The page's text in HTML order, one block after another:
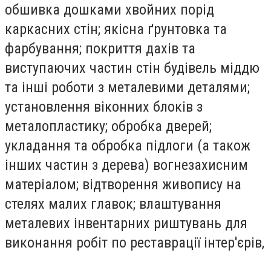
обшивка дошками хвойних порід
каркасних стін; якісна ґрунтовка та
фарбування; покриття дахів та
виступаючих частин стін будівель міддю
та інші роботи з металевими деталями;
установлення віконних блоків з
металопластику; обробка дверей;
укладання та обробка підлоги (а також
інших частин з дерева) вогнезахисним
матеріалом; відтворення живопису на
стелях малих главок; влаштування
металевих інвентарних риштувань для
виконання робіт по реставрації інтер'єрів,